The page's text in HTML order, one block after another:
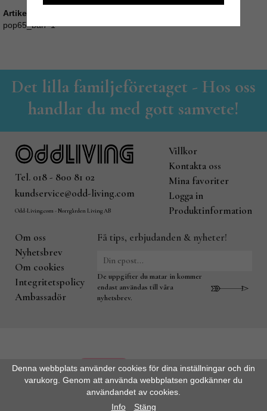
Artikelnummer:
pop65_bal7-1
Det lilla familjeföretaget - Hos oss
handlar du med gott samvete!
Tel. 018 - 800 81 02
kundservice@odd-living.com
Odd-Living.com - Norrgården Living AB
Villkor
Kontakta oss
Mina favoriter
Logga in
Produktinformation
Om oss
Nyhetsbrev
Om cookies
Integritetspolicy
Ambassadör
Få tips, erbjudanden & nyheter!
De uppgifter du matar in kommer
endast användas till våra
nyhetsbrev.
Drift & produktion:Wikinggruppen
Denna webbplats använder cookies för dina inställningar och din
varukorg. Genom att använda webbplatsen godkänner du
användandet av cookies.
Info
Stäng